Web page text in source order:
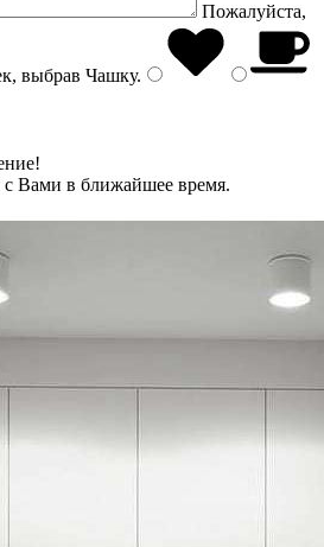
Пожалуйста,
выбрав Чашку.
Вами в ближайшее время.